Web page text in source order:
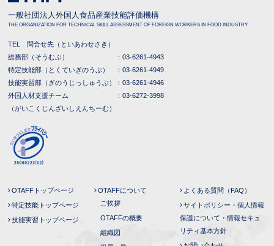
一般社団法人外国人食品産業技能評価機構
THE ORGANIZATION FOR TECHNICAL SKILL ASSESSMENT OF FOREIGN WORKERS IN FOOD INDUSTRY
TEL 問合せ先（といあわせさき）
総務部（そうむぶ） ：03-6261-4943
特定技能部（とくていぎのうぶ） ：03-6261-4949
技能実習部（ぎのうじっしゅうぶ）：03-6261-4946
外国人材支援チーム ：03-6272-3998
（がいこくじんざいしえんちーむ）
OTAFFトップページ
特定技能トップページ
技能実習トップページ
OTAFFについて
ご挨拶
OTAFFの概要
組織図
よくある質問（FAQ）
サイトポリシー・個人情報
保護について・情報セキュ
リティ基本方針